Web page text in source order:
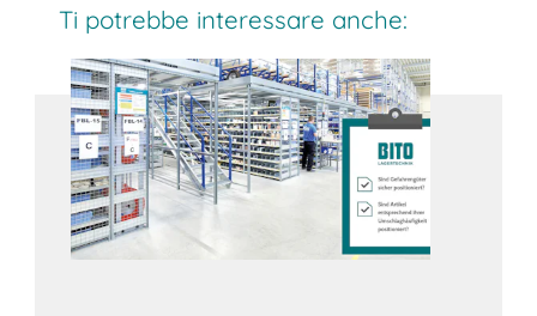
Ti potrebbe interessare anche: